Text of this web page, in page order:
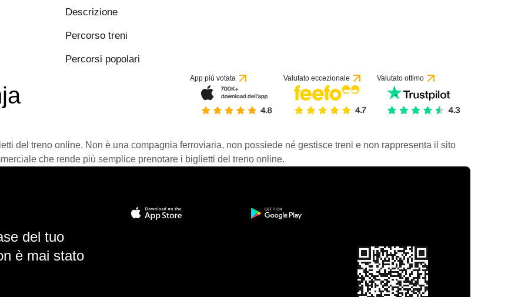
Descrizione
Percorso treni
Percorsi popolari
App più votata Valutato eccezionale Valutato ottimo
del treno online. Non è una compagnia ferroviaria, non possiede né gestisce treni e non rappresenta il sito
che rende più semplice prenotare i biglietti del treno online.
del tuo
è mai stato